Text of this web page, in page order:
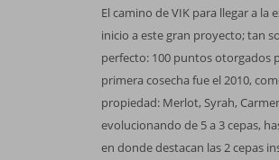
El camino de VIK para llegar a
inicio a este gran proyecto; tan
perfecto: 100 puntos otorgados
primera cosecha fue el 2010,
propiedad: Merlot, Syrah,
evolucionando de 5 a 3 cepas,
en donde destacan las 2 cepas